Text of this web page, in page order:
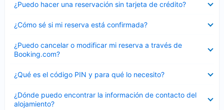
¿Puedo hacer una reservación sin tarjeta de crédito?
cerrado
¿Cómo sé si mi reserva está confirmada?
cerrado
¿Puedo cancelar o modificar mi reserva a través de
Booking.com?
cerrado
¿Qué es el código PIN y para qué lo necesito?
cerrado
¿Dónde puedo encontrar la información de contacto del
alojamiento?
cerrado